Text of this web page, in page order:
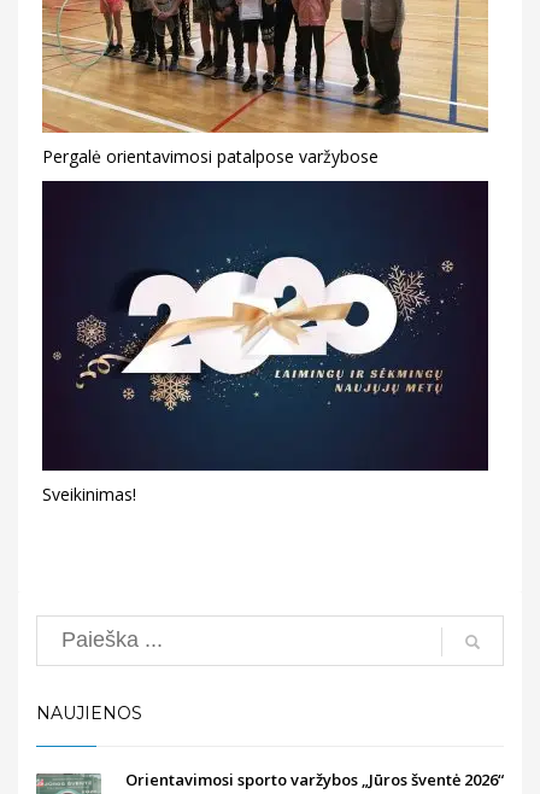
Pergalė orientavimosi patalpose varžybose
Sveikinimas!
Search
NAUJIENOS
Orientavimosi sporto varžybos „Jūros šventė 2026“